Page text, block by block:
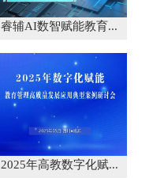
睿辅AI数智赋能教育...
2025年高教数字化赋...